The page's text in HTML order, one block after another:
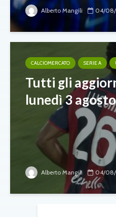
Alberto Mangili 04/08/
CALCIOMERCATO SERIE A
Tutti gli
lunedì 3 agosto
Alberto Mangili 04/08/